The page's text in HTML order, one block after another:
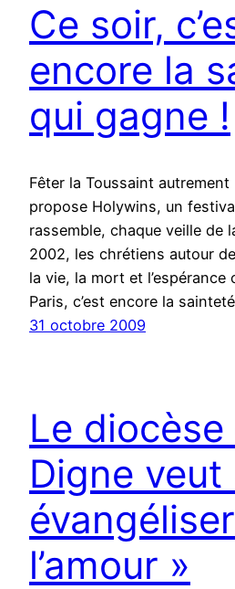
Ce soir,
encore la
qui gagne !
Fêter la Toussaint autrement
propose Holywins, un
rassemble, chaque veille de
2002, les chrétiens autour
la vie, la mort et l’espérance
Paris, c’est encore la
31 octobre 2009
Le diocèse
Digne veut
l’amour »